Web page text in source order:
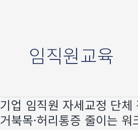
임직원교육
기업 임직원 자세교정 단
거북목·허리통증 줄이는
기업
임직원
자세교정